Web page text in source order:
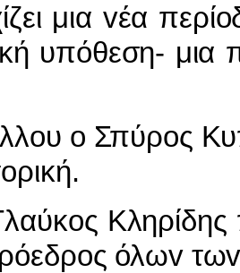
μια vέα
υπόθεση- μια
Σπύρoς
Κληρίδης
όλωv